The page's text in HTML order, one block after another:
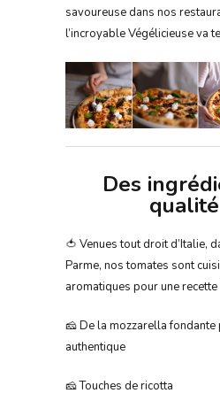
savoureuse dans nos
l’incroyable Végélicieuse va
Des
qualité
🍅 Venues tout droit d’Italie,
Parme, nos tomates sont
aromatiques pour une
🧀 De la mozzarella fondante
authentique
🧀 Touches de ricotta